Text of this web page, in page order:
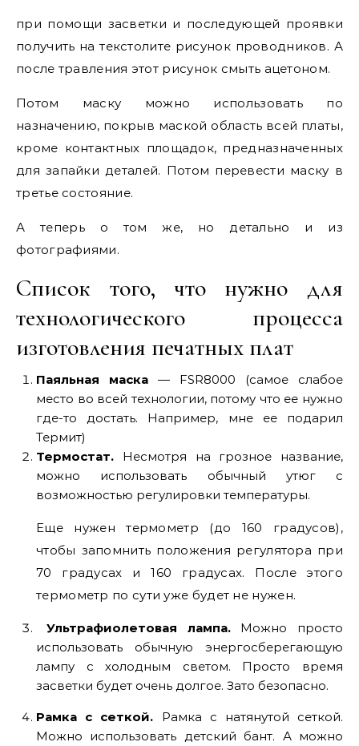
при помощи засветки и последующей проявки
получить на текстолите рисунок проводников. А
после травления этот рисунок смыть ацетоном.
Потом маску можно использовать по
назначению, покрыв маской область всей платы,
кроме контактных площадок, предназначенных
для запайки деталей. Потом перевести маску в
третье состояние.
А теперь о том же, но детально и из
фотографиями.
Список того, что нужно для
технологического процесса
изготовления печатных плат
Паяльная маска — FSR8000 (самое слабое
место во всей технологии, потому что ее нужно
где-то достать. Например, мне ее подарил
Термит)
Термостат. Несмотря на грозное название,
можно использовать обычный утюг с
возможностью регулировки температуры.
Еще нужен термометр (до 160 градусов),
чтобы запомнить положения регулятора при
70 градусах и 160 градусах. После этого
термометр по сути уже будет не нужен.
Ультрафиолетовая лампа.Можно просто
использовать обычную энергосберегающую
лампу с холодным светом. Просто время
засветки будет очень долгое. Зато безопасно.
Рамка с сеткой. Рамка с натянутой сеткой.
Можно использовать детский бант. А можно